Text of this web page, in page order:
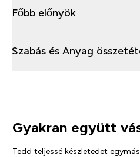
Főbb előnyök
Szabás és Anyag
Gyakran együtt
Tedd teljessé készletedet